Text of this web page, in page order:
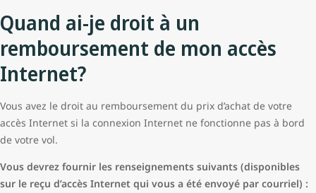
Quand ai-je droit à un
remboursement de mon accès
Internet?
Vous avez le droit au remboursement du prix d’achat de votre
accès Internet si la connexion Internet ne fonctionne pas à bord
de votre vol.
Vous devrez fournir les renseignements suivants (disponibles
sur le reçu d’accès Internet qui vous a été envoyé par courriel) :